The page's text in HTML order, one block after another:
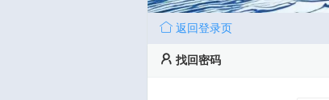
返回登录页
找回密码